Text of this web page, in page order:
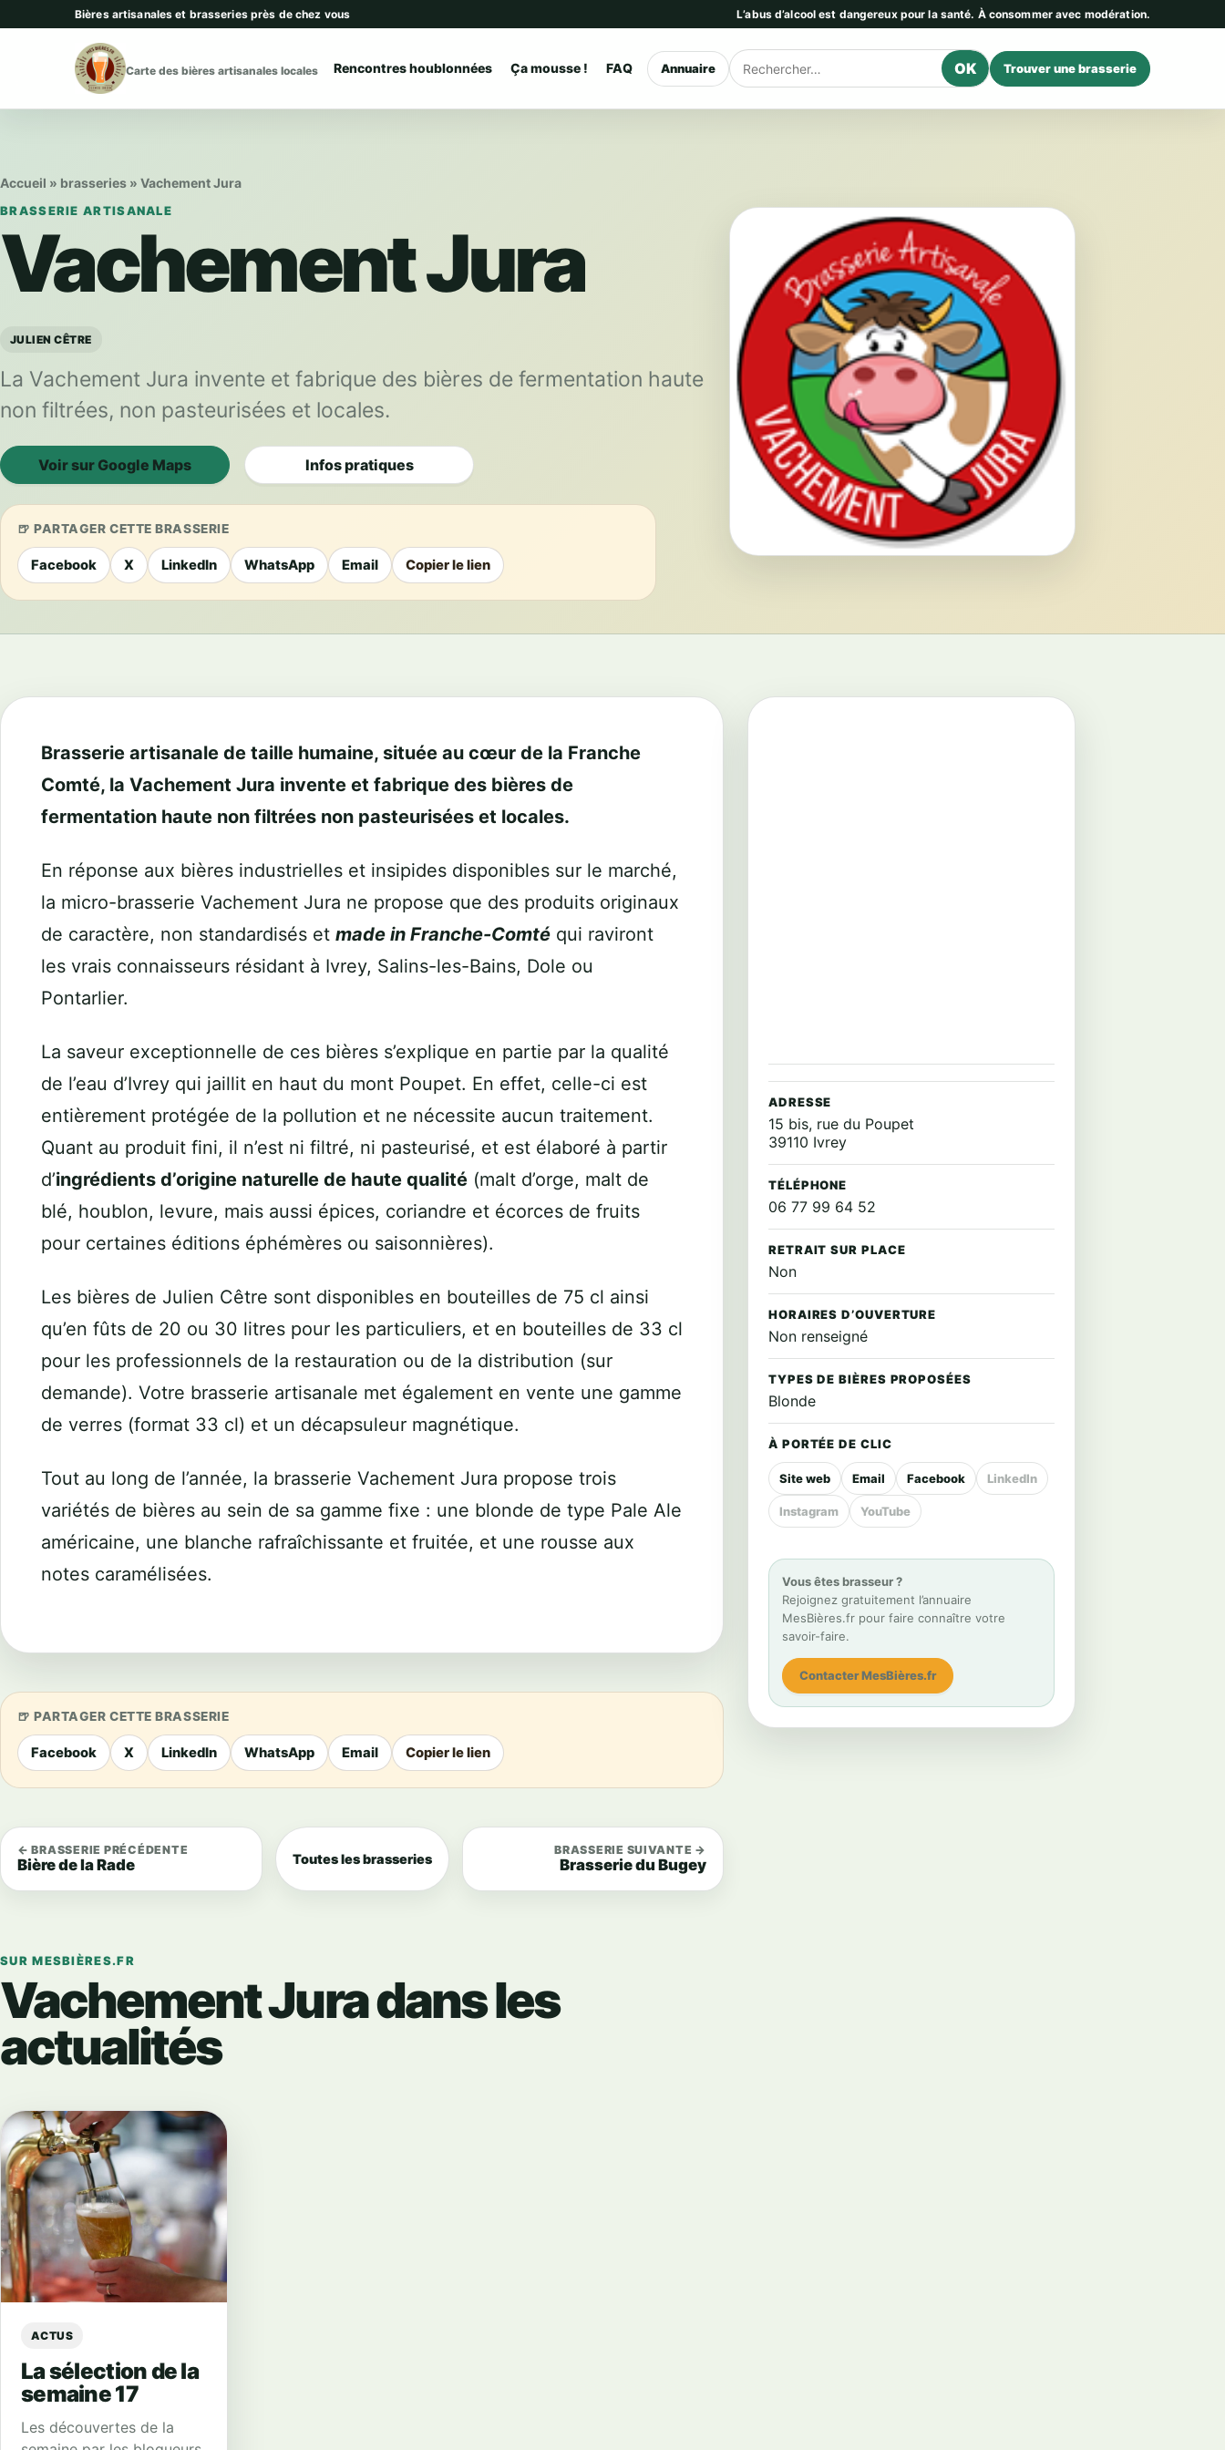
Aller au contenuBières artisanales et brasseries près de chez vous L’abus d’alcool est dangereux pour la santé. À consommer avec modération.
Carte des bières artisanales locales Rencontres houblonnées Ça mousse ! FAQ Annuaire Rechercher OK Trouver une brasserie
Accueil » brasseries » Vachement Jura
BRASSERIE ARTISANALE
Vachement Jura
JULIEN CÊTRE
La Vachement Jura invente et fabrique des bières de fermentation haute
non filtrées, non pasteurisées et locales.
Voir sur Google Maps Infos pratiques
PARTAGER CETTE BRASSERIE
Facebook X LinkedIn WhatsApp Email Copier le lien
Brasserie artisanale de taille humaine, située au cœur de la Franche
Comté, la Vachement Jura invente et fabrique des bières de
fermentation haute non filtrées non pasteurisées et locales.
En réponse aux bières industrielles et insipides disponibles sur le marché,
la micro-brasserie Vachement Jura ne propose que des produits originaux
de caractère, non standardisés et made in Franche-Comté qui raviront
les vrais connaisseurs résidant à Ivrey, Salins-les-Bains, Dole ou
Pontarlier.
La saveur exceptionnelle de ces bières s’explique en partie par la qualité
de l’eau d’Ivrey qui jaillit en haut du mont Poupet. En effet, celle-ci est
entièrement protégée de la pollution et ne nécessite aucun traitement.
Quant au produit fini, il n’est ni filtré, ni pasteurisé, et est élaboré à partir
d’ingrédients d’origine naturelle de haute qualité (malt d’orge, malt de
blé, houblon, levure, mais aussi épices, coriandre et écorces de fruits
pour certaines éditions éphémères ou saisonnières).
Les bières de Julien Cêtre sont disponibles en bouteilles de 75 cl ainsi
qu’en fûts de 20 ou 30 litres pour les particuliers, et en bouteilles de 33 cl
pour les professionnels de la restauration ou de la distribution (sur
demande). Votre brasserie artisanale met également en vente une gamme
de verres (format 33 cl) et un décapsuleur magnétique.
Tout au long de l’année, la brasserie Vachement Jura propose trois
variétés de bières au sein de sa gamme fixe : une blonde de type Pale Ale
américaine, une blanche rafraîchissante et fruitée, et une rousse aux
notes caramélisées.
PARTAGER CETTE BRASSERIE
Facebook X LinkedIn WhatsApp Email Copier le lien
← BRASSERIE PRÉCÉDENTE
Bière de la Rade Toutes les brasseries
BRASSERIE SUIVANTE →
Brasserie du Bugey
SUR MESBIÈRES.FR
Vachement Jura dans les
actualités
ACTUS
La sélection de la
semaine 17
Les découvertes de la
ADRESSE
15 bis, rue du Poupet
39110 Ivrey
TÉLÉPHONE
06 77 99 64 52
RETRAIT SUR PLACE
Non
HORAIRES D’OUVERTURE
Non renseigné
TYPES DE BIÈRES PROPOSÉES
Blonde
À PORTÉE DE CLIC
Site web Email Facebook LinkedIn
Instagram YouTube
Vous êtes brasseur ?
Rejoignez gratuitement l’annuaire
MesBières.fr pour faire connaître votre
savoir-faire.
Contacter MesBières.fr